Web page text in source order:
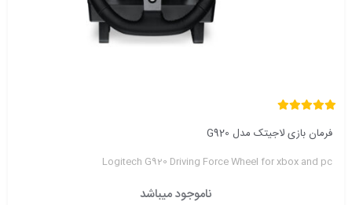
فرمان بازی لاجیتک مدل G920
Logitech G920 Driving Force Wheel for xbox and pc
ناموجود میباشد